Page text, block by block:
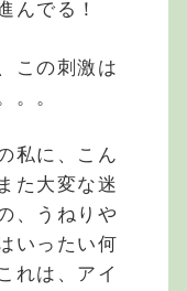
んでる！
この刺激は
。。
私に、こん
た大変な迷
、うねりや
いったい何
れは、アイ